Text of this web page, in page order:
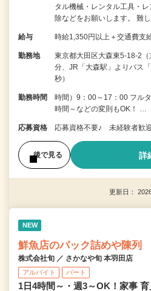
タル機械・レンタル工具・
除などをお願いします。 難
給与 時給1,350円以上＋交通費支
勤務地
東京都大田区大森東5-18-2
分、JR「大森駅」よりバス
秒）
勤務時間
時間）9：00～17：00 フル
時間～などの変則もOK！ …
応募資格 応募資格不要♪ 未経験者歓迎
後で見る 詳
更新日：
NEW
鮮魚店のパック詰めや陳列
株式会社旬 ／ さかなや旬 本羽田店
アルバイト パート
1日4時間～・週3～OK！家事